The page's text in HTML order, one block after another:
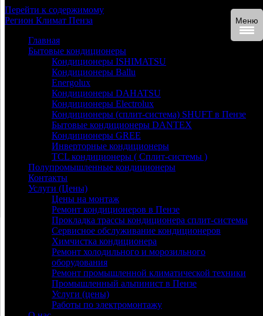
Перейти к содержимому
Регион Климат Пенза
Главная
Бытовые кондиционеры
Кондиционеры ISHIMATSU
Кондиционеры Ballu
Energolux
Кондиционеры DAHATSU
Кондиционеры Electrolux
Кондиционеры (сплит-система) SHUFT в Пензе
Бытовые кондиционеры DANTEX
Кондиционеры GREE
Инверторные кондиционеры
TCL кондиционеры ( Сплит-системы )
Полупромышленные кондиционеры
Контакты
Услуги (Цены)
Цены на монтаж
Ремонт кондиционеров в Пензе
Прокладка трассы кондиционера сплит-системы
Сервисное обслуживание кондиционеров
Химчистка кондиционера
Ремонт холодильного и морозильного
оборудования
Ремонт промышленной климатической техники
Промышленный альпинист в Пензе
Услуги (цены)
Работы по электромонтажу
Меню